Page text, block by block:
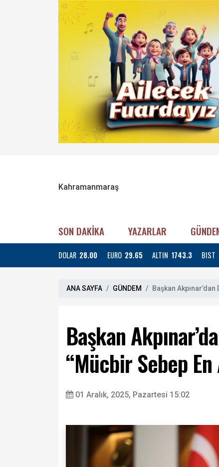
Kahramanmaraş
SON DAKİKA YAZARLAR
DOLAR 28.00 EURO 29.65 ALTIN 1743.3 BIST
ANA SAYFA GÜNDEM Başkan
Başkan
“Mücbir Sebep En
01 Aralık, 2025, Pazartesi 15:02